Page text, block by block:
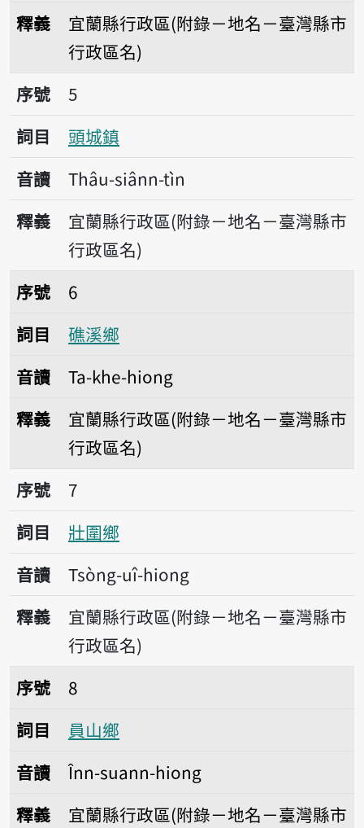
釋義
宜蘭縣行政區(附錄－地名－臺灣縣市
行政區名)
序號5頭城鎮
序號
5
詞目
頭城鎮
音讀
Thâu-siânn-tìn
釋義
宜蘭縣行政區(附錄－地名－臺灣縣市
行政區名)
序號6礁溪鄉
序號
6
詞目
礁溪鄉
音讀
Ta-khe-hiong
釋義
宜蘭縣行政區(附錄－地名－臺灣縣市
行政區名)
序號7壯圍鄉
序號
7
詞目
壯圍鄉
音讀
Tsòng-uî-hiong
釋義
宜蘭縣行政區(附錄－地名－臺灣縣市
行政區名)
序號8員山鄉
序號
8
詞目
員山鄉
音讀
Înn-suann-hiong
釋義
宜蘭縣行政區(附錄－地名－臺灣縣市